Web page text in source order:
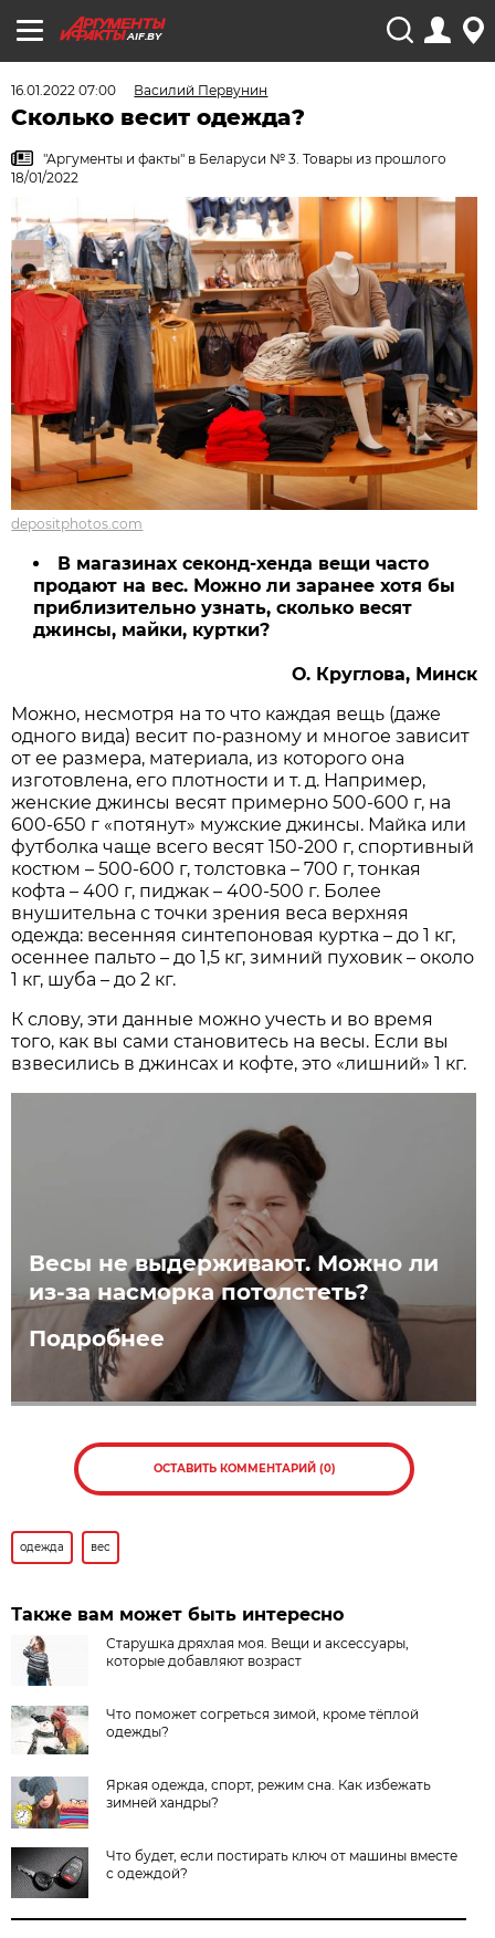
AIF.BY
16.01.2022 07:00 Василий Первунин
Сколько весит одежда?
"Аргументы и факты" в Беларуси № 3. Товары из прошлого
18/01/2022
depositphotos.com
В магазинах секонд-хенда вещи часто
продают на вес. Можно ли заранее хотя бы
приблизительно узнать, сколько весят
джинсы, майки, куртки?
О. Круглова, Минск
Можно, несмотря на то что каждая вещь (даже
одного вида) весит по-разному и многое зависит
от ее размера, материала, из которого она
изготовлена, его плотности и т. д. Например,
женские джинсы весят примерно 500-600 г, на
600-650 г «потянут» мужские джинсы. Майка или
футболка чаще всего весят 150-200 г, спортивный
костюм – 500-600 г, толстовка – 700 г, тонкая
кофта – 400 г, пиджак – 400-500 г. Более
внушительна с точки зрения веса верхняя
одежда: весенняя синтепоновая куртка – до 1 кг,
осеннее пальто – до 1,5 кг, зимний пуховик – около
1 кг, шуба – до 2 кг.
К слову, эти данные можно учесть и во время
того, как вы сами становитесь на весы. Если вы
взвесились в джинсах и кофте, это «лишний» 1 кг.
Весы не выдерживают. Можно ли
из-за насморка потолстеть?
Подробнее
ОСТАВИТЬ КОММЕНТАРИЙ (0)
одежда вес
Также вам может быть интересно
Старушка дряхлая моя. Вещи и аксессуары,
которые добавляют возраст
Что поможет согреться зимой, кроме тёплой
одежды?
Яркая одежда, спорт, режим сна. Как избежать
зимней хандры?
Что будет, если постирать ключ от машины вместе
с одеждой?